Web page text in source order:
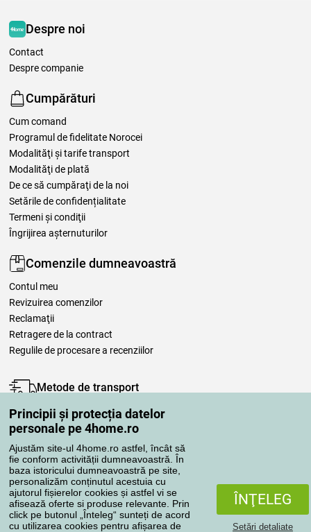
Principii și protecția datelor
personale pe 4home.ro
Ajustăm site-ul 4home.ro astfel, încât să
fie conform activității dumneavoastră. În
baza istoricului dumneavoastră pe site,
personalizăm conținutul acestuia cu
ajutorul fișierelor cookies și astfel vi se
afisează oferte si produse relevante. Prin
click pe butonul „Înteleg“ sunteți de acord
cu utilizarea cookies pentru afișarea de
ÎNŢELEG
Setări detaliate
Despre noi
Contact
Despre companie
Cumpărături
Cum comand
Programul de fidelitate Norocei
Modalităţi şi tarife transport
Modalităţi de plată
De ce să cumpăraţi de la noi
Setările de confidențialitate
Termeni şi condiţii
Îngrijirea așternuturilor
Comenzile dumneavoastră
Contul meu
Revizuirea comenzilor
Reclamaţii
Retragere de la contract
Regulile de procesare a recenziilor
Metode de transport
Metode de plată
Magazin de încredere